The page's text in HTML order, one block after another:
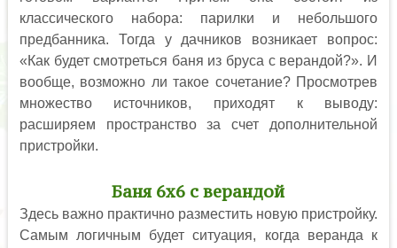
классического набора: парилки и небольшого
предбанника. Тогда у дачников возникает вопрос:
«Как будет смотреться баня из бруса с верандой?». И
вообще, возможно ли такое сочетание? Просмотрев
множество источников, приходят к выводу:
расширяем пространство за счет дополнительной
пристройки.
Баня 6х6 с верандой
Здесь важно практично разместить новую пристройку.
Самым логичным будет ситуация, когда веранда к